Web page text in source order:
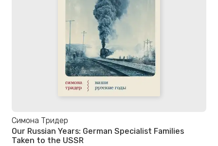
Симона Тридер
Our Russian Years: German Specialist Families
Taken to the USSR